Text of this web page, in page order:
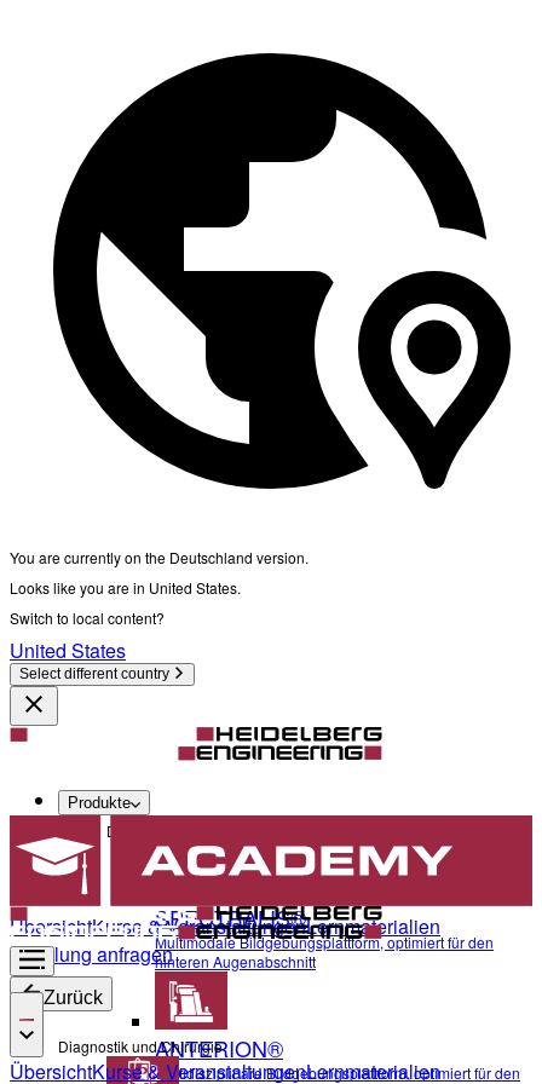
You are currently on the Deutschland version.
Looks like you are in United States.
Switch to local content?
United States
Select different country
Produkte
Diagnostik und Chirurgie
SPECTRALIS®
Multimodale Bildgebungsplattform, optimiert für den
hinteren Augenabschnitt
ANTERION®
Multidisziplinäre Bildgebungsplattform, optimiert für den
ÜbersichtKurse & VeranstaltungenLernmaterialien
Schulung anfragen
Zurück
Diagnostik und Chirurgie
ÜbersichtKurse & VeranstaltungenLernmaterialien